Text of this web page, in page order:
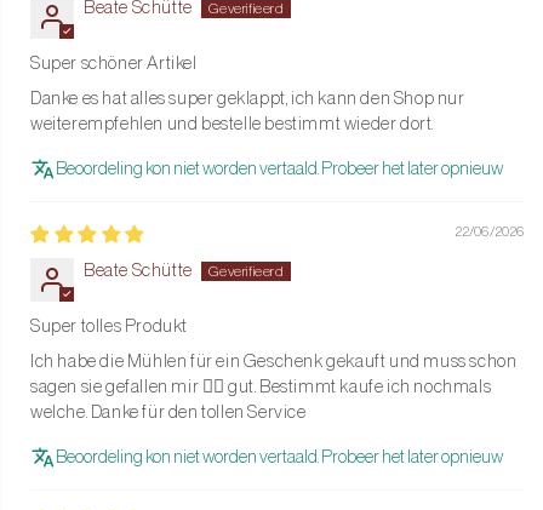
Waarom de Bobbin?
Deze stijlvolle molen combineert hoogwaardige functionaliteit
met een elegant design dat direct opvalt aan tafel. De Bobbin
Peper- & Zoutmolen is niet alleen praktisch, maar ook een
prachtig decoratief element in iedere keuken.
Moss en geef jouw tafel een frisse, moderne uitstraling!
Beate Schütte
Super schöner Artikel
Danke es hat alles super geklappt, ich kann den Shop nur
weiterempfehlen und bestelle bestimmt wieder dort.
Beoordeling kon niet worden vertaald. Probeer het later opnieuw
22/06/2026
Beate Schütte
Super tolles Produkt
Ich habe die Mühlen für ein Geschenk gekauft und muss schon
sagen sie gefallen mir 👍🏽 gut. Bestimmt kaufe ich nochmals
welche. Danke für den tollen Service
Beoordeling kon niet worden vertaald. Probeer het later opnieuw